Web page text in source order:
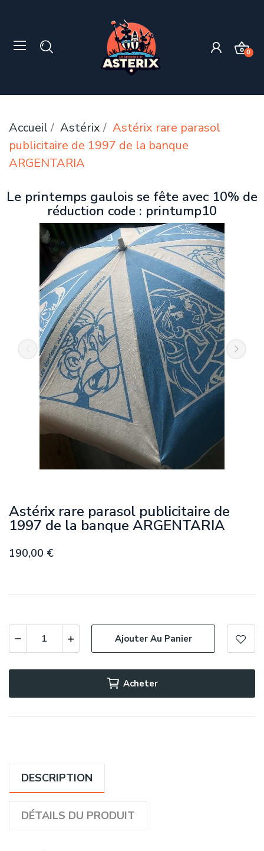
0
Accueil Astérix
Astérix rare parasol
publicitaire de 1997 de la banque
ARGENTARIA
Le printemps gaulois se fête avec 10% de
réduction code : printump10
Astérix rare parasol publicitaire de
1997 de la banque ARGENTARIA
190,00 €
Ajouter Au Panier
Acheter
DESCRIPTION
DÉTAILS DU PRODUIT